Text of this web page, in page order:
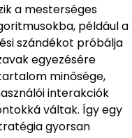
a mesterséges
például a
szándékot próbálja
egyezésére
minősége,
interakciók
váltak. Így egy
gyorsan